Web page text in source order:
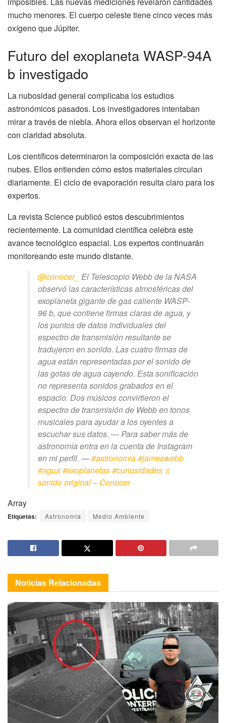
mucho menores. El cuerpo celeste tiene cinco veces más
oxígeno que Júpiter.
Futuro del exoplaneta WASP-94A
b investigado
La nubosidad general complicaba los estudios
astronómicos pasados. Los investigadores intentaban
mirar a través de niebla. Ahora ellos observan el horizonte
con claridad absoluta.
Los científicos determinaron la composición exacta de las
nubes. Ellos entienden cómo estos materiales circulan
diariamente. El ciclo de evaporación resulta claro para los
expertos.
La revista Science publicó estos descubrimientos
recientemente. La comunidad científica celebra este
avance tecnológico espacial. Los expertos continuarán
monitoreando este mundo distante.
@conocer_ El Telescopio Webb de la NASA
observó las características atmosféricas del
exoplaneta gigante de gas caliente WASP-
96 b, que contiene firmas claras de agua, y
los puntos de datos individuales del
espectro de transmisión resultante se
tradujeron en sonido. Las cuatro firmas de
agua están representadas por el sonido de
las gotas de agua cayendo. Esta sonificación
no representa sonidos grabados en el
espacio. Dos músicos convirtieron el
espectro de transmisión de Webb en tonos
musicales para ayudar a los oyentes a
escuchar sus datos. — Para saber más de
astronomía entra en la cuenta de Instagram
en mi perfil. —#astronomia#jameswebb
#agua#exoplanetas#curiosidades ♬
sonido original – Conocer
Array
Etiquetas: Astronomía Medio Ambiente
Noticias Relacionadas